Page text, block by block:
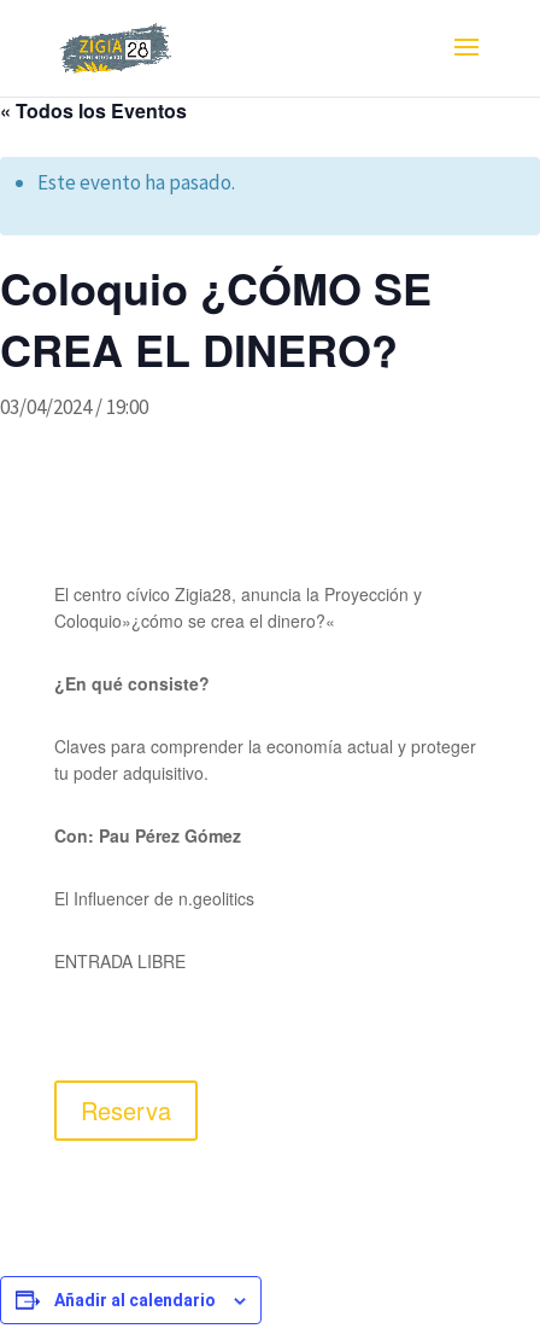
« Todos los Eventos
Este evento ha pasado.
Coloquio ¿CÓMO SE
CREA EL DINERO?
03/04/2024 / 19:00
El centro cívico Zigia28, anuncia la Proyección y
Coloquio»¿cómo se crea el dinero?«​
¿En qué consiste?
Claves para comprender la economía actual y proteger
tu poder adquisitivo.
Con: Pau Pérez Gómez
El Influencer de n.geolitics
ENTRADA LIBRE
Reserva
Añadir al calendario